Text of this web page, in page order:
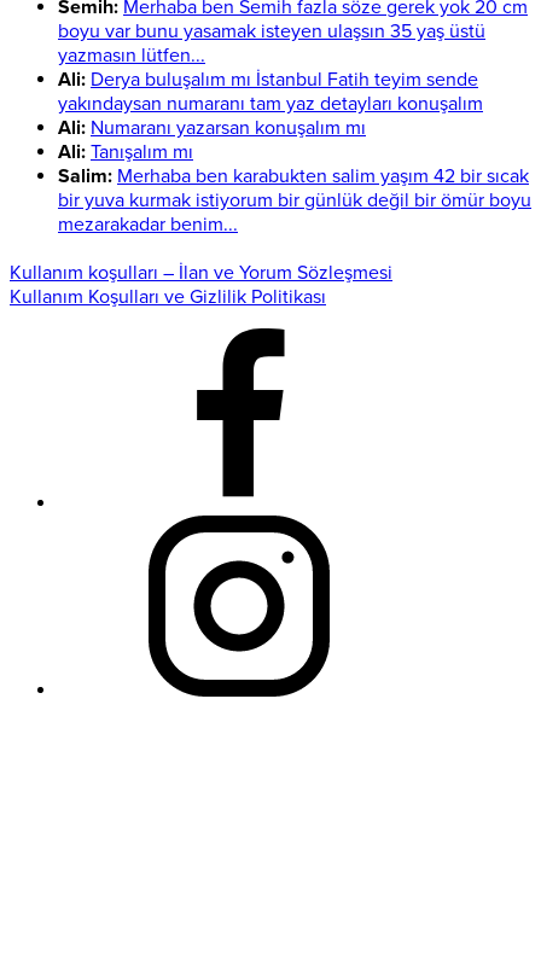
Semih: Merhaba ben Semih fazla söze gerek yok 20 cm
boyu var bunu yasamak isteyen ulaşsın 35 yaş üstü
yazmasın lütfen...
Ali: Derya buluşalım mı İstanbul Fatih teyim sende
yakındaysan numaranı tam yaz detayları konuşalım
Ali: Numaranı yazarsan konuşalım mı
Ali: Tanışalım mı
Salim: Merhaba ben karabukten salim yaşım 42 bir sıcak
bir yuva kurmak istiyorum bir günlük değil bir ömür boyu
mezarakadar benim...
Kullanım koşulları – İlan ve Yorum Sözleşmesi
Kullanım Koşulları ve Gizlilik Politikası